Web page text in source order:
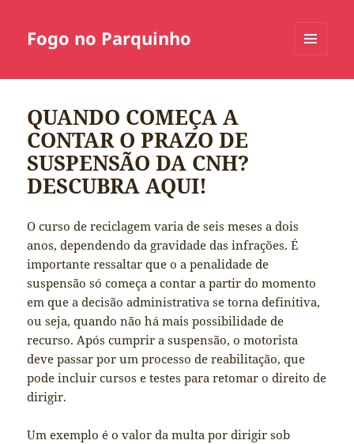
Fogo no Parquinho
QUANDO COMEÇA A
CONTAR O PRAZO DE
SUSPENSÃO DA CNH?
DESCUBRA AQUI!
O curso de reciclagem varia de seis meses a dois
anos, dependendo da gravidade das infrações. É
importante ressaltar que o a penalidade de
suspensão só começa a contar a partir do momento
em que a decisão administrativa se torna definitiva,
ou seja, quando não há mais possibilidade de
recurso. Após cumprir a suspensão, o motorista
deve passar por um processo de reabilitação, que
pode incluir cursos e testes para retomar o direito de
dirigir.
Um exemplo é o valor da multa por dirigir sob